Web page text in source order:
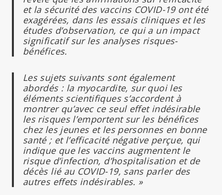
et la sécurité des vaccins COVID-19 ont été
exagérées, dans les essais cliniques et les
études d’observation, ce qui a un impact
significatif sur les analyses risques-
bénéfices.
Les sujets suivants sont également
abordés : la myocardite, sur quoi les
éléments scientifiques s’accordent à
montrer qu’avec ce seul effet indésirable
les risques l’emportent sur les bénéfices
chez les jeunes et les personnes en bonne
santé ; et l’efficacité négative perçue, qui
indique que les vaccins augmentent le
risque d’infection, d’hospitalisation et de
décès lié au COVID-19, sans parler des
autres effets indésirables. »